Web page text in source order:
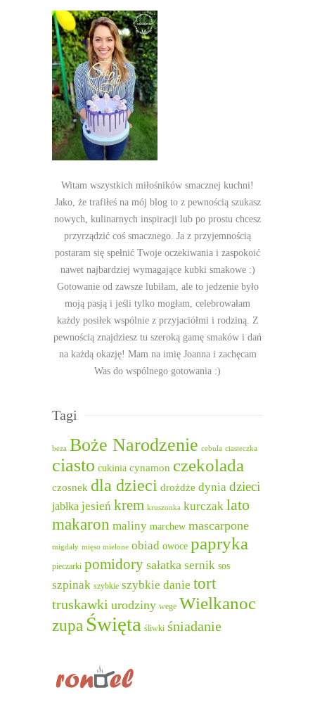
Witam wszystkich miłośników smacznej kuchni!
Jako, że trafiłeś na mój blog to z pewnością szukasz
nowych, kulinarnych inspiracji lub po prostu chcesz
przyrządzić coś smacznego. Ja z przyjemnością
postaram się spełnić Twoje oczekiwania i zaspokoić
nawet najbardziej wymagające kubki smakowe :)
Gotowanie od zawsze lubiłam, ale to jedzenie było
moją pasją i jeśli tylko mogłam, celebrowałam
każdy posiłek wspólnie z przyjaciółmi i rodziną. Z
pewnością znajdziesz tu szeroką gamę smaków i dań
na każdą okazję! Mam na imię Joanna i zachęcam
Was do wspólnego gotowania :)
Tagi
beza Boże Narodzenie cebula ciasteczka
ciasto cukinia cynamon czekolada
czosnek dla dzieci drożdże dynia dzieci
jabłka jesień krem kruszonka kurczak lato
makaron maliny marchew mascarpone
migdały mięso mielone obiad owoce papryka
pieczarki pomidory sałatka sernik sos
szpinak szybkie szybkie danie tort
truskawki urodziny wege Wielkanoc
zupa Święta śliwki śniadanie